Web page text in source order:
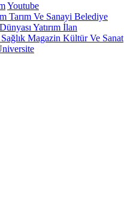
Youtube
Tarım Ve Sanayi Belediye
Yatırım İlan
Magazin Kültür Ve Sanat